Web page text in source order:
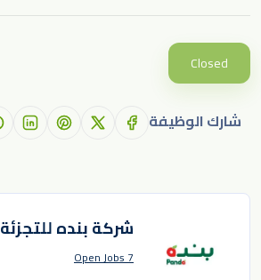
Closed
شارك الوظيفة
شركة بنده للتجزئة
7 Open Jobs